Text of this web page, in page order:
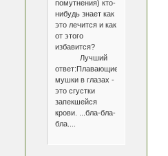
помутнения) кто-
нибудь знает как
это лечится и как
от этого
избавится?
Лучший
ответ:Плавающие
мушки в глазах -
это сгустки
запекшейся
крови. ...бла-бла-
бла....